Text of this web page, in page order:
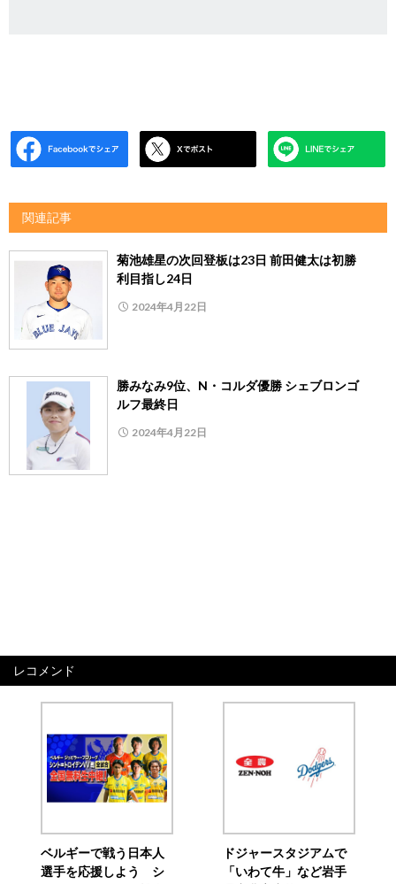
関連記事
菊池雄星の次回登板は23日 前田健太は初勝
利目指し24日
2024年4月22日
勝みなみ9位、N・コルダ優勝 シェブロンゴ
ルフ最終日
2024年4月22日
レコメンド
ベルギーで戦う日本人
選手を応援しよう シ
ドジャースタジアムで
「いわて牛」など岩手